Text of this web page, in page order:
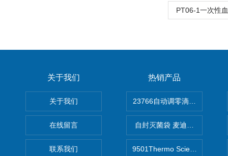
PT06-1一次性
关于我们
关于我们
在线留言
联系我们
热销产品
自封灭菌袋 麦迪康Medicom
9501Thermo Scientific S1移